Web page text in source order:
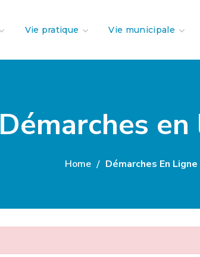
Vie pratique Vie municipale
Démarches
Home Démarches En Ligne